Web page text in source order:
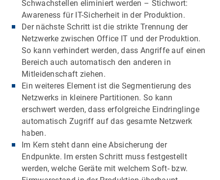
Schwachstellen eliminiert werden – Stichwort:
Awareness für IT-Sicherheit in der Produktion.
Der nächste Schritt ist die strikte Trennung der
Netzwerke zwischen Office IT und der Produktion.
So kann verhindert werden, dass Angriffe auf einen
Bereich auch automatisch den anderen in
Mitleidenschaft ziehen.
Ein weiteres Element ist die Segmentierung des
Netzwerks in kleinere Partitionen. So kann
erschwert werden, dass erfolgreiche Eindringlinge
automatisch Zugriff auf das gesamte Netzwerk
haben.
Im Kern steht dann eine Absicherung der
Endpunkte. Im ersten Schritt muss festgestellt
werden, welche Geräte mit welchem Soft- bzw.